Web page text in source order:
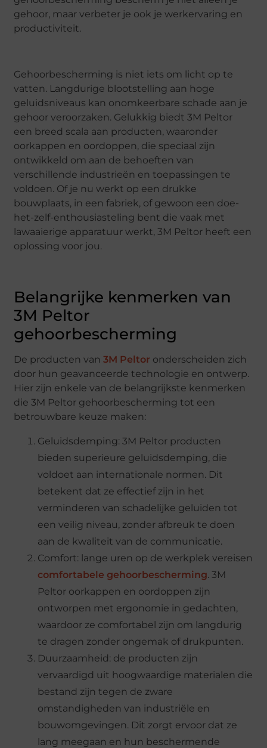
gehoor, maar verbeter je ook je werkervaring en
productiviteit.
Gehoorbescherming is niet iets om licht op te
vatten. Langdurige blootstelling aan hoge
geluidsniveaus kan onomkeerbare schade aan je
gehoor veroorzaken. Gelukkig biedt 3M Peltor
een breed scala aan producten, waaronder
oorkappen en oordoppen, die speciaal zijn
ontwikkeld om aan de behoeften van
verschillende industrieën en toepassingen te
voldoen. Of je nu werkt op een drukke
bouwplaats, in een fabriek, of gewoon een doe-
het-zelf-enthousiasteling bent die vaak met
lawaaierige apparatuur werkt, 3M Peltor heeft een
oplossing voor jou.
Belangrijke kenmerken van
3M Peltor
gehoorbescherming
De producten van3M Peltor onderscheiden zich
door hun geavanceerde technologie en ontwerp.
Hier zijn enkele van de belangrijkste kenmerken
die 3M Peltor gehoorbescherming tot een
betrouwbare keuze maken:
Geluidsdemping: 3M Peltor producten
bieden superieure geluidsdemping, die
voldoet aan internationale normen. Dit
betekent dat ze effectief zijn in het
verminderen van schadelijke geluiden tot
een veilig niveau, zonder afbreuk te doen
aan de kwaliteit van de communicatie.
Comfort: lange uren op de werkplek vereisen
comfortabele gehoorbescherming. 3M
Peltor oorkappen en oordoppen zijn
ontworpen met ergonomie in gedachten,
waardoor ze comfortabel zijn om langdurig
te dragen zonder ongemak of drukpunten.
Duurzaamheid: de producten zijn
vervaardigd uit hoogwaardige materialen die
bestand zijn tegen de zware
omstandigheden van industriële en
bouwomgevingen. Dit zorgt ervoor dat ze
lang meegaan en hun beschermende